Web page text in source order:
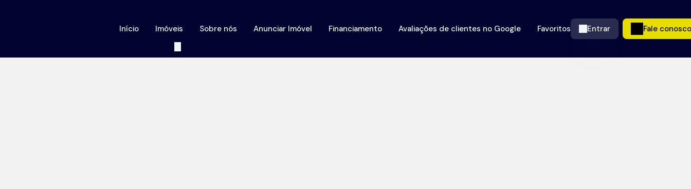
Fale conosco
Entrar
Favoritos
Avaliações de clientes no Google
Financiamento
Anunciar Imóvel
Sobre nós
Imóveis
Início